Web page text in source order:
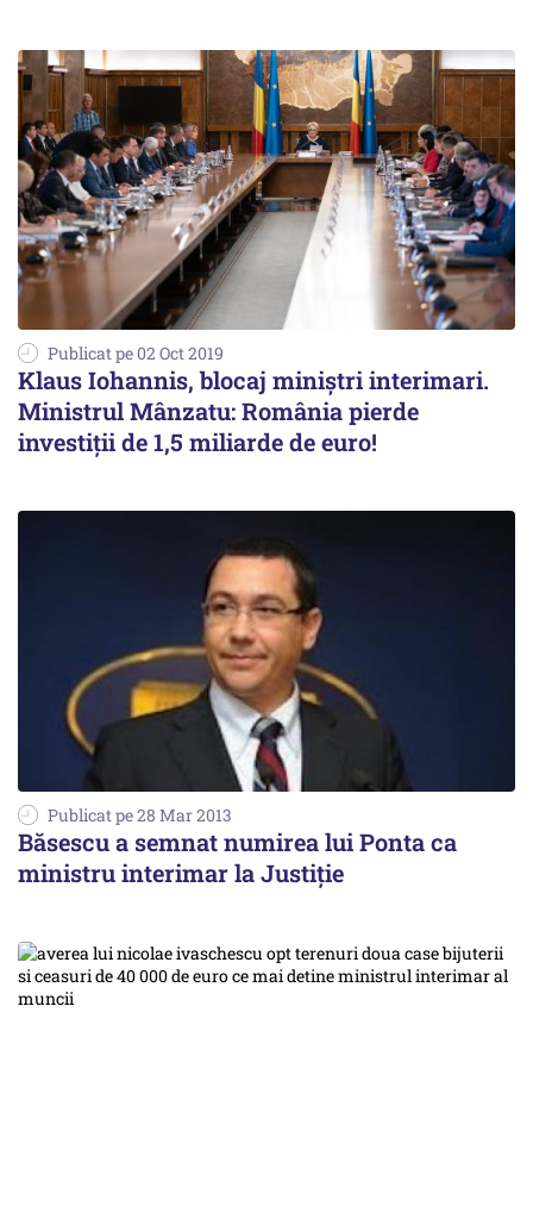
Publicat pe 02 Oct 2019
Klaus Iohannis, blocaj miniștri interimari.
Ministrul Mânzatu: România pierde
investiții de 1,5 miliarde de euro!
Publicat pe 28 Mar 2013
Băsescu a semnat numirea lui Ponta ca
ministru interimar la Justiție